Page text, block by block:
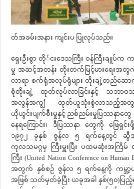
တ်အခမ်းအနား ကျင်းပ ပြုလုပ်သည်။
ရှေးဦးစွာ တို်ငးဒေသကြီး ဝန်ကြီးချုပ်က က
မှု အဆင့်အတန်း တိုးတက်မြင့်မားရေးအတွက်
လာရာ စက်ရုံအလုပ်ရုံများ တိုးချဲ့တည်ဆောက်
စုံတိုးချဲ့ ထုတ်လုပ်လာခြင်းနှင့် သဘာဝသ
အလွန်အကျွံ ထုတ်ယူသုံးစွဲလာသည့်အတွ
ယိုယွင်းပျက်စီးမှုနှင့် ညစ်ညမ်းမှုပြဿနာ
နေရကြောင်း၊ ဒီပြဿနာ တွေကို ဖြေရှင်
၁၉၇၂ ခုနှစ် ဇွန်လ ၅ ရက်နေ့တွင် ဆွီဒင်
ကုလသမဂ္ဂမှ ကြီးမှူးပြီး ပထမဆုံးအကြိ
ကြီး (United Nation Conference on
အတွက် နှစ်စဉ် ဇွန်လ ၅ ရက်နေ့ကို ကမ္ဘာ့ပတ်
အဖြစ် သတ်မှတ်ခဲ့ပြီး ယခုအခါ နှစ်(၅၀)ပြည့်မ